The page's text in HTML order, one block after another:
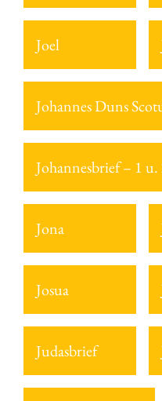
Joel
Johannes Duns
Johannesbrief – 1 u.
Jona
Josua
Judasbrief